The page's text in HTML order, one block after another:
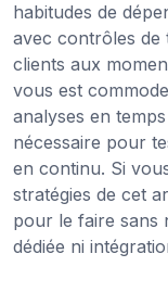
habitudes de
avec contrôles de
clients aux
vous est
analyses en
nécessaire pour
en continu. Si
stratégies de cet
pour le faire sans
dédiée ni